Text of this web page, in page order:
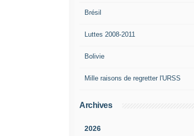
Brésil
Luttes 2008-2011
Bolivie
Mille raisons de regretter l'URSS
Archives
2026